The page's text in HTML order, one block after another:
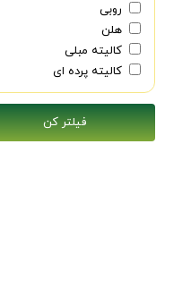
روبی
هلن
کالیته مبلی
کالیته پرده ای